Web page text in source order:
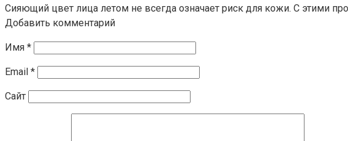
Сияющий цвет лица летом не всегда означает риск для кожи. С этими
Добавить комментарий
Имя *
Email *
Сайт